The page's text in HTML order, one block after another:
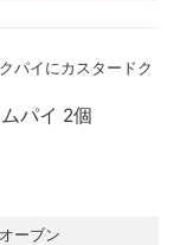
パイにカスタードク
パイ 2個
オーブン